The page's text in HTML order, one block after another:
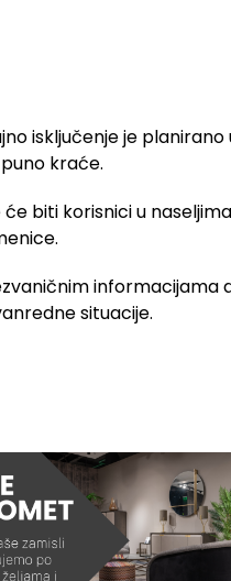
isključenje je planirano
kraće.
će biti korisnici u
informacijama
situacije.